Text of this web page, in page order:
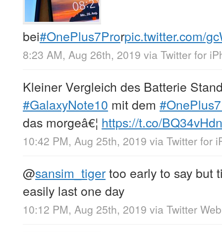
bei#OnePlus7Prorpic.twitter.com/
8:23 AM, Aug 26th, 2019 via Twitter for
Kleiner Vergleich des Batterie
#GalaxyNote10 mit dem
das morgeâ€¦ https://t.co/
10:42 PM, Aug 25th, 2019 via Twitter for
@sansim_tigertoo early to say but
easily last one day
10:12 PM, Aug 25th, 2019 via Twitter